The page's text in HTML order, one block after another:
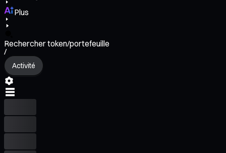
Plus
Rechercher token/portefeuille
/
Activité